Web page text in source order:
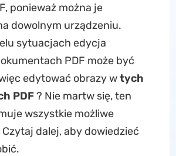
ponieważ można je
dowolnym urządzeniu.
sytuacjach edycja
PDF może być
edytować obrazy wtych
PDF? Nie martw się, ten
wszystkie możliwe
dalej, aby dowiedzieć